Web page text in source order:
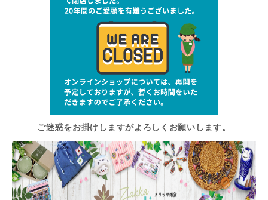
ご迷惑をお掛けしますがよろしくお願いします。